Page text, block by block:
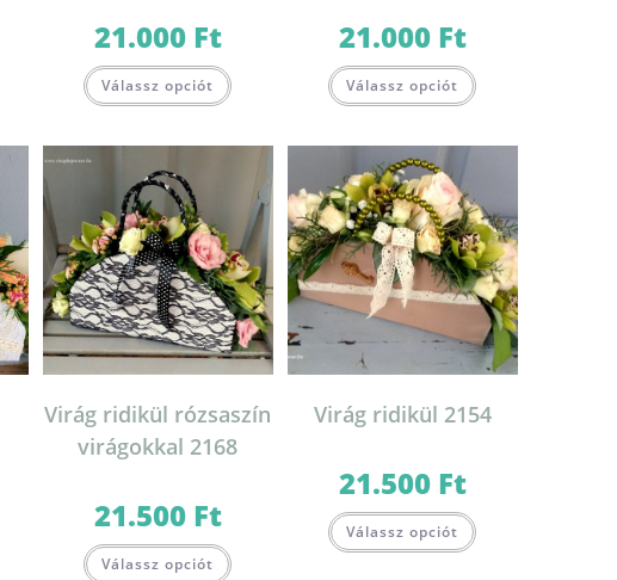
21.000 Ft
Válassz opciót
21.000 Ft
Válassz opciót
Virág ridikül rózsaszín
virágokkal 2168
21.500 Ft
Válassz opciót
Virág ridikül 2154
21.500 Ft
Válassz opciót